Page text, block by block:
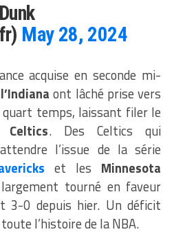
May 28, 2024
acquise en seconde mi-
ont lâché prise vers
temps, laissant filer le
Celtics. Des Celtics qui
l’issue de la série
et les Minnesota
tourné en faveur
3-0 depuis hier. Un déficit
l’histoire de la NBA.